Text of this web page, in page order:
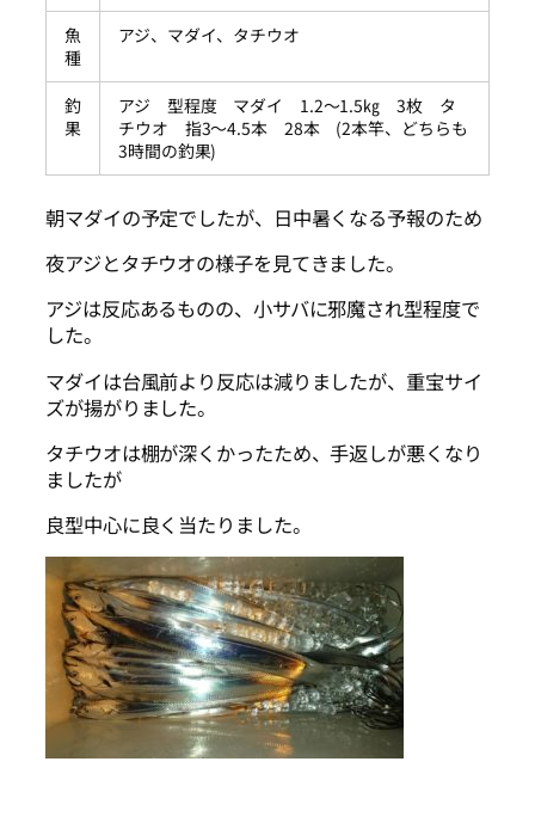
魚
種
アジ、マダイ、タチウオ
釣
果
アジ 型程度 マダイ 1.2～1.5㎏ 3枚 タ
チウオ 指3～4.5本 28本 (2本竿、どちらも
3時間の釣果)
朝マダイの予定でしたが、日中暑くなる予報のため
夜アジとタチウオの様子を見てきました。
アジは反応あるものの、小サバに邪魔され型程度で
した。
マダイは台風前より反応は減りましたが、重宝サイ
ズが揚がりました。
タチウオは棚が深くかったため、手返しが悪くなり
ましたが
良型中心に良く当たりました。